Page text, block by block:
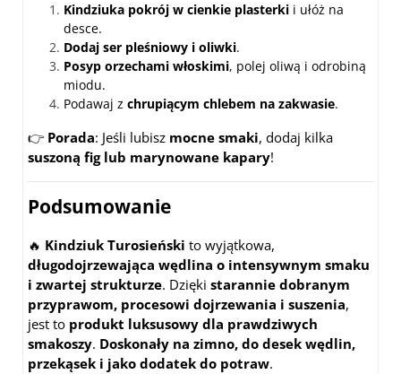
Kindziuka pokrój w cienkie plasterki i ułóż na
desce.
Dodaj ser pleśniowy i oliwki.
Posyp orzechami włoskimi, polej oliwą i odrobiną
miodu.
Podawaj z chrupiącym chlebem na zakwasie.
👉 Porada: Jeśli lubisz mocne smaki, dodaj kilka
suszoną fig lub marynowane kapary!
Podsumowanie
🔥 Kindziuk Turosieński to wyjątkowa,
długodojrzewająca wędlina o intensywnym smaku
i zwartej strukturze. Dzięki starannie dobranym
przyprawom, procesowi dojrzewania i suszenia,
jest to produkt luksusowy dla prawdziwych
smakoszy. Doskonały na zimno, do desek wędlin,
przekąsek i jako dodatek do potraw.